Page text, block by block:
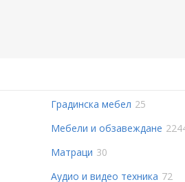
Градинска мебел 25
Мебели и обзавеждане
Матраци 30
Аудио и видео техника 72